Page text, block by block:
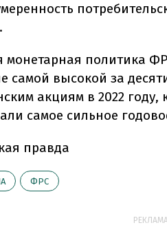
монетарная политика
самой высокой за
акциям в 2022 году,
самое сильное
правда
ФРС